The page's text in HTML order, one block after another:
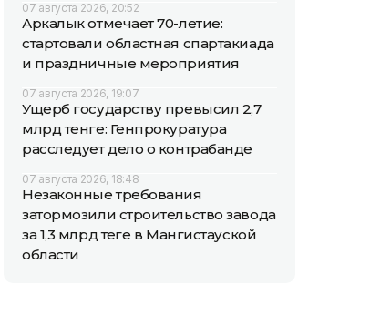
07 августа 2026, 20:52
Аркалык отмечает 70-летие:
стартовали областная спартакиада
и праздничные мероприятия
07 августа 2026, 19:07
Ущерб государству превысил 2,7
млрд тенге: Генпрокуратура
расследует дело о контрабанде
07 августа 2026, 18:48
Незаконные требования
затормозили строительство завода
за 1,3 млрд теңге в Мангистауской
области